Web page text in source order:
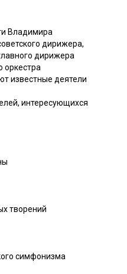
Владимира
дирижера,
дирижера
оркестра
известные деятели
интересующихся
творений
симфонизма